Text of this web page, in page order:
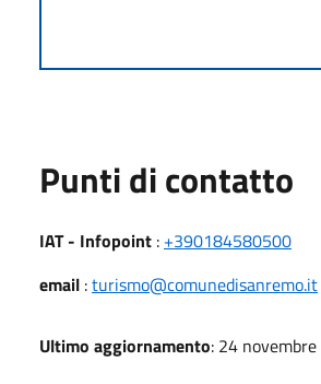
Punti di contatto
IAT - Infopoint : +390184580500
email :turismo@comunedisanremo.it
Ultimo aggiornamento: 24